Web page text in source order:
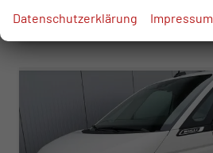
CO2-Emissionen:175,00 g/km
Datenschutzerklärung Impressum